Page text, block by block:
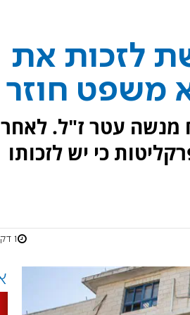
לזכות את
משפט חוזר
במעורבות ברצח מנשה עטר ז"ל. לאחר
כי יש לזכותו
1 דקות